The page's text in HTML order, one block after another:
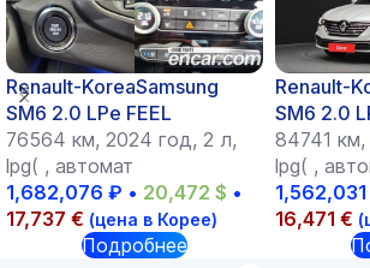
Renault-KoreaSamsung
SM6 2.0 LPe FEEL
76564 км, 2024 год, 2 л,
lpg( , автомат
1,682,076 ₽ • 20,472 $ •
17,737 € (цена в Корее)
Подробнее
Renault-
SM6 2.0
84741
lpg( ,
1,562,031
16,471 €